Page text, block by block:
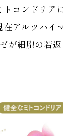
コンドリア
アルツハ
が細胞の若